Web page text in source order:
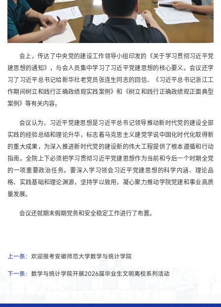
会上，传达了中央党的建设工作领导小组印发的《关于学习贯彻习近平党
建思想的通知》，与会人员集中学习了习近平党建思想的核心要义。会议还学
习了习近平总书记给新华社老党员张连生同志的回信、《习近平总书记浙江工
作期间树立和践行正确政绩观实践案例》和《树立和践行正确政绩观正面典型
案例》等有关内容。
会议认为，习近平党建思想是习近平总书记领导推动新时代党的建设全部
实践的经验总结和理论升华，标志着马克思主义建党学说中国化时代化取得新
的重大成果，为深入推进新时代党的建设新的伟大工程提供了根本遵循和行动
指南。全院上下必须把学习贯彻习近平党建思想作为当前和今后一个时期全党
的一项重要政治任务。要深入学习领会习近平党建思想的科学内涵、理论品
格、实践基础和理论渊源，坚持学以致用，凝心聚力推动学院党建和事业高质
量发展。
会议还就期末假期党务和安全稳定工作进行了布置。
上一条： 欢迎报考安徽师范大学数学与统计学院
下一条： 数学与统计学院开展2026届毕业生文明离校系列活动